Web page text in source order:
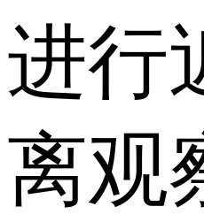
进行
离观